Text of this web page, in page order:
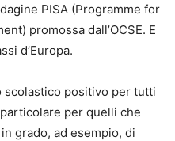
PISA (Programme for
promossa dall’OCSE. E
d’Europa.
scolastico positivo per tutti
per quelli che
grado, ad esempio, di